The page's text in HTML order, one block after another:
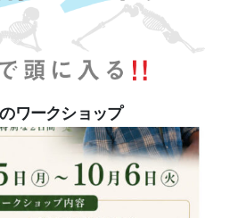
ワークショップ